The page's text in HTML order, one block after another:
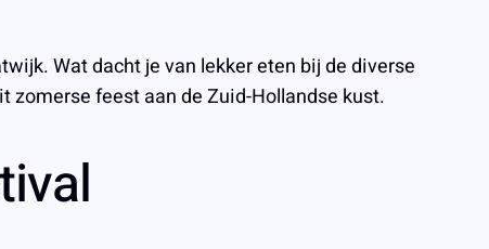
Wat dacht je van lekker eten bij de diverse
feest aan de Zuid-Hollandse kust.